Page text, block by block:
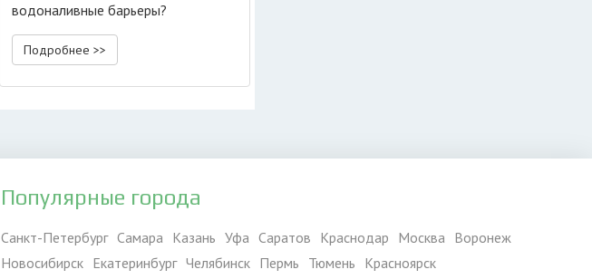
водоналивные барьеры?
Подробнее >>
Популярные города
Санкт-Петербург Самара Казань Уфа Саратов Краснодар Москва Воронеж
Новосибирск Екатеринбург Челябинск Пермь Тюмень Красноярск